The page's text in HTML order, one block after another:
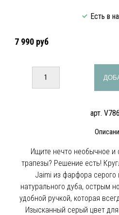
Есть в
7 990 руб
арт.
Ищите нечто необычное и
трапезы? Решение есть!
Jaimi из фарфора
натурального дуба, острым
удобной ручкой, которая
Изысканный серый цвет